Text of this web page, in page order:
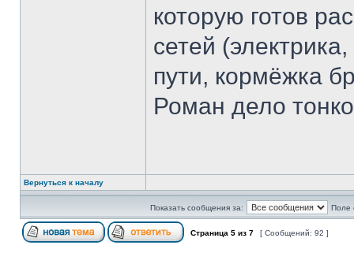
которую готов
сетей
пути, кормёжка
Роман дело
Вернуться к началу
Показать сообщения за: Поле
Страница 5 из 7 [ Сообщений: 92 ]